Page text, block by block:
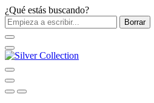
¿Qué estás buscando?
Borrar